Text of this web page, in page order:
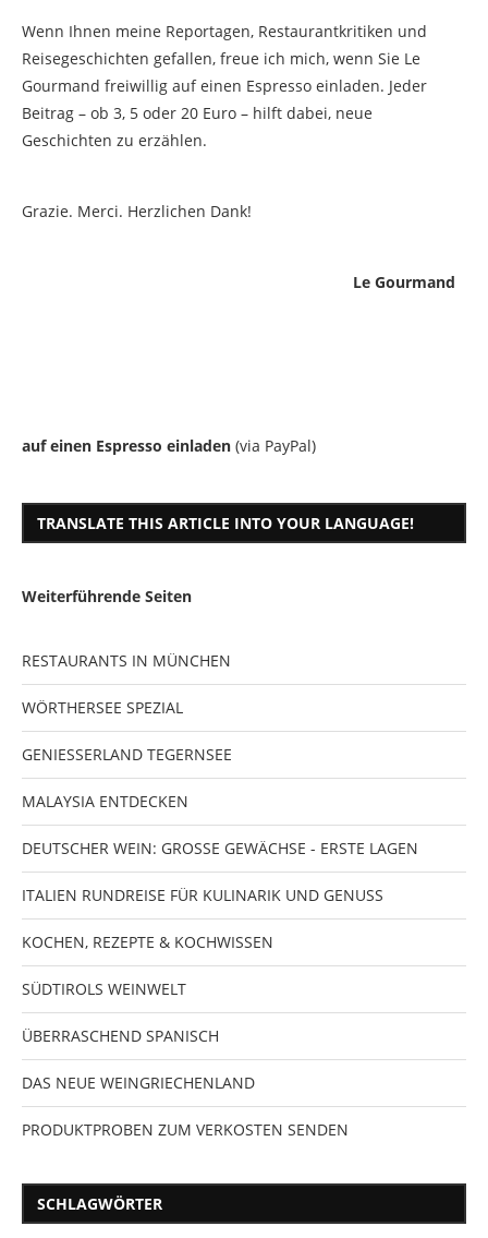
Wenn Ihnen meine Reportagen, Restaurantkritiken und
Reisegeschichten gefallen, freue ich mich, wenn Sie Le
Gourmand freiwillig auf einen Espresso einladen. Jeder
Beitrag – ob 3, 5 oder 20 Euro – hilft dabei, neue
Geschichten zu erzählen.
Grazie. Merci. Herzlichen Dank!
Le Gourmand
auf einen Espresso einladen (via PayPal)
TRANSLATE THIS ARTICLE INTO YOUR LANGUAGE!
Weiterführende Seiten
RESTAURANTS IN MÜNCHEN
WÖRTHERSEE SPEZIAL
GENIESSERLAND TEGERNSEE
MALAYSIA ENTDECKEN
DEUTSCHER WEIN: GROSSE GEWÄCHSE - ERSTE LAGEN
ITALIEN RUNDREISE FÜR KULINARIK UND GENUSS
KOCHEN, REZEPTE & KOCHWISSEN
SÜDTIROLS WEINWELT
ÜBERRASCHEND SPANISCH
DAS NEUE WEINGRIECHENLAND
PRODUKTPROBEN ZUM VERKOSTEN SENDEN
SCHLAGWÖRTER